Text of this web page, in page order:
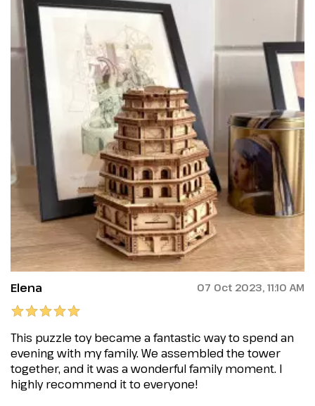
Elena 07 Oct 2023, 11:10 AM
This puzzle toy became a fantastic way to spend an
evening with my family. We assembled the tower
together, and it was a wonderful family moment. I
highly recommend it to everyone!